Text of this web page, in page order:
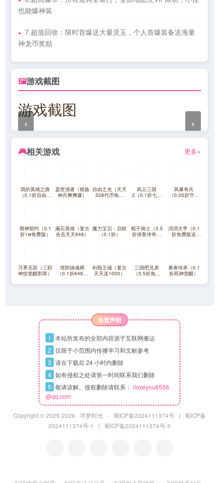
也能爆神装
7.超值回收：限时首爆送大量灵玉，个人首爆装备送海量
神龙币奖励
🖼游戏截图
游戏截图
‹ ›
🎮相关游戏 更多+
我的英雄之路
（0.1折自由之
盖世强者（狼族
神兵爽爽爆）
自由之光（天天
328代币免费
风云三国
2（0.1折七圣
风暴奇兵
（0.05折守护
萌神契约（0.1
折1w免费版）
顽石英雄（复古
合击天天648）
魔力宝贝：启程
（0.1折）
棍子骑士（3.5
折侠客传奇）
消消大亨（0.1
折免费版送
万界无双（三职
神技觉醒割草）
塔防镇魂师
（0.1折648福
剑指王城（复古
天天送1000）
三国吧兄弟
（3.5折免费
勇者传承（0.1
折死神觉醒）
免责声明
1 本站所发布的全部内容源于互联网搬运
2 仅限于小范围内传播学习和文献参考
3 请在下载后 24 小时内删除
4 如有侵权之处请第一时间联系我们删除
5 敬请谅解。侵权删除请联系： iloveyou6556
@qq.com
Copyright © 2025-2026 · 寻梦时光 · 蜀ICP备2024111374号 |
蜀ICP备
2024111374号-1
| 蜀ICP备2024111374号-3